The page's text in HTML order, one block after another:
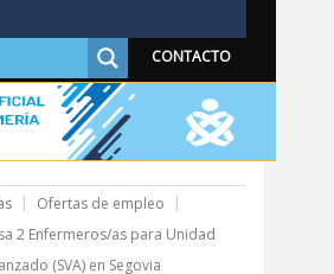
CONTACTO
Ofertas de empleo
2 Enfermeros/as para Unidad
(SVA) en Segovia